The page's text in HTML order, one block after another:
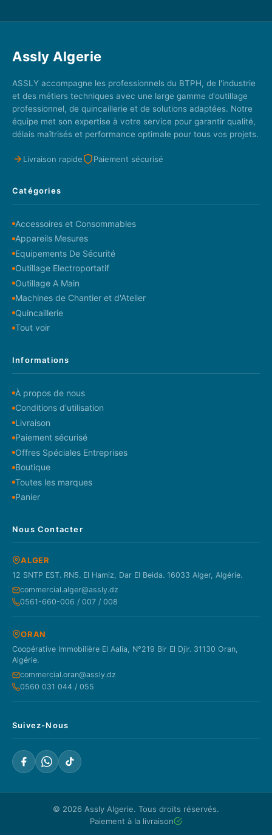
Assly Algerie
ASSLY accompagne les professionnels du BTPH, de l'industrie
et des métiers techniques avec une large gamme d'outillage
professionnel, de quincaillerie et de solutions adaptées. Notre
équipe met son expertise à votre service pour garantir qualité,
délais maîtrisés et performance optimale pour tous vos projets.
Livraison rapide Paiement sécurisé
Catégories
Accessoires et Consommables
Appareils Mesures
Equipements De Sécurité
Outillage Electroportatif
Outillage A Main
Machines de Chantier et d'Atelier
Quincaillerie
Tout voir
Informations
À propos de nous
Conditions d'utilisation
Livraison
Paiement sécurisé
Offres Spéciales Entreprises
Boutique
Toutes les marques
Panier
Nous Contacter
ALGER
12 SNTP EST. RN5. El Hamiz, Dar El Beida. 16033 Alger, Algérie.
commercial.alger@assly.dz
0561-660-006 / 007 / 008
ORAN
Coopérative Immobilière El Aalia, N°219 Bir El Djir. 31130 Oran,
Algérie.
commercial.oran@assly.dz
0560 031 044 / 055
Suivez-Nous
© 2026 Assly Algerie. Tous droits réservés.
Paiement à la livraison